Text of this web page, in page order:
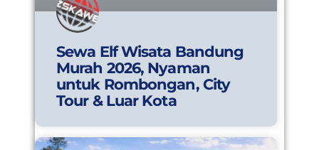
Sewa Elf Wisata Bandung
Murah 2026, Nyaman
untuk Rombongan, City
Tour & Luar Kota